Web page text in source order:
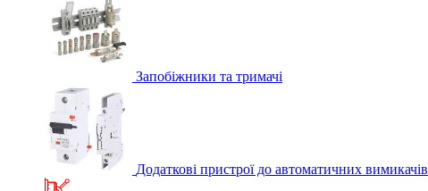
Запобіжники та тримачі
Додаткові пристрої до автоматичних вимикачів